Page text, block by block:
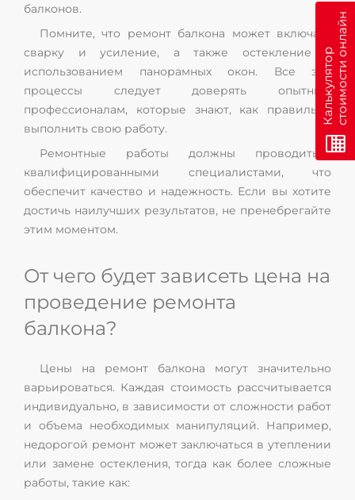
балконов.
Помните, что ремонт балкона может включать
сварку и усиление, а также остекление с
использованием панорамных окон. Все эти
процессы следует доверять опытным
профессионалам, которые знают, как правильно
выполнить свою работу.
Ремонтные работы должны проводиться
квалифицированными специалистами, что
обеспечит качество и надежность. Если вы хотите
достичь наилучших результатов, не пренебрегайте
этим моментом.
От чего будет зависеть цена на
проведение ремонта
балкона?
Цены на ремонт балкона могут значительно
варьироваться. Каждая стоимость рассчитывается
индивидуально, в зависимости от сложности работ
и объема необходимых манипуляций. Например,
недорогой ремонт может заключаться в утеплении
или замене остекления, тогда как более сложные
работы, такие как:
К
а
л
ь
к
у
л
я
т
о
р
с
т
о
и
м
о
с
т
и
о
н
л
а
йн